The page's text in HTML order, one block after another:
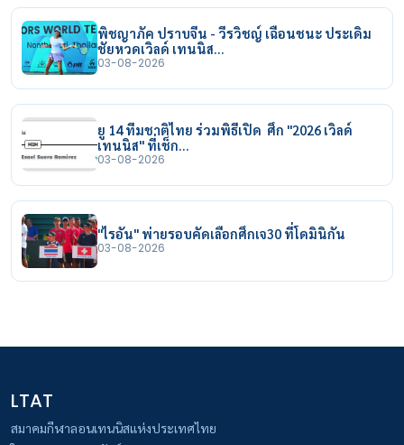
พิชญาภัค ปราบจีน - วีรวิชญ์ เฉือนชนะ ประเดิม
ชัยหวดเวิลด์ เทนนิส…
03-08-2026
ยู 14 ทีมชาติไทย ร่วมพิธีเปิด ศึก "2026 เวิลด์
เทนนิส" ที่เช็ก…
03-08-2026
"ไรอัน" พ่ายรอบคัดเลือกศึกเจ30 ที่โดมินิกัน
03-08-2026
LTAT
สมาคมกีฬาลอนเทนนิสแห่งประเทศไทย